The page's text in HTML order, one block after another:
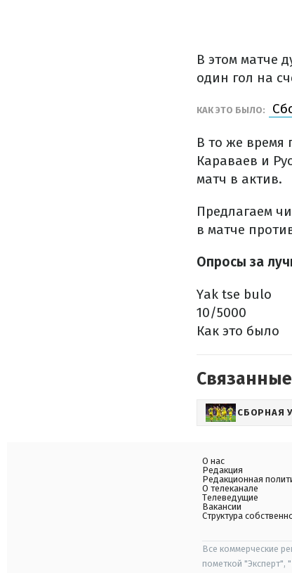
В этом матче
один гол на
КАК ЭТО БЫЛО:
В то же время
Караваев и
матч в актив.
Предлагаем
в матче
Опросы за
Yak tse bulo
10/5000
Как это было
СБОРНАЯ
О нас
Редакция
Редакционная
О телеканале
Телеведущие
Вакансии
Структура
Все коммерческие
пометкой "Эксперт",